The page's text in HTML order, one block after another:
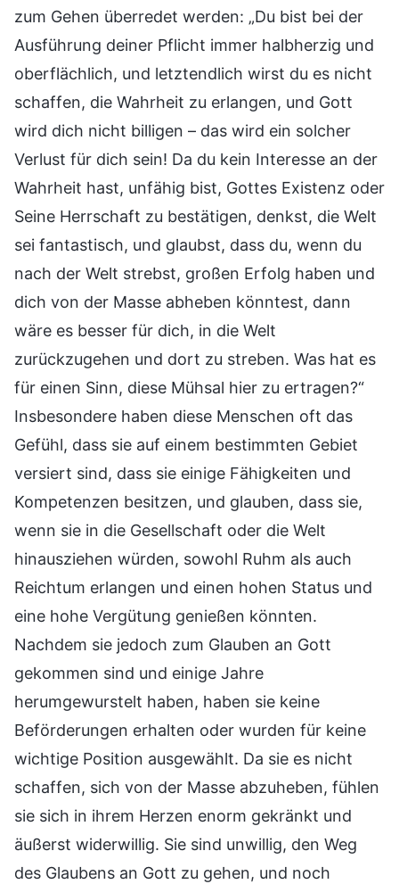
zum Gehen überredet werden: „Du bist bei der
Ausführung deiner Pflicht immer halbherzig und
oberflächlich, und letztendlich wirst du es nicht
schaffen, die Wahrheit zu erlangen, und Gott
wird dich nicht billigen – das wird ein solcher
Verlust für dich sein! Da du kein Interesse an der
Wahrheit hast, unfähig bist, Gottes Existenz oder
Seine Herrschaft zu bestätigen, denkst, die Welt
sei fantastisch, und glaubst, dass du, wenn du
nach der Welt strebst, großen Erfolg haben und
dich von der Masse abheben könntest, dann
wäre es besser für dich, in die Welt
zurückzugehen und dort zu streben. Was hat es
für einen Sinn, diese Mühsal hier zu ertragen?“
Insbesondere haben diese Menschen oft das
Gefühl, dass sie auf einem bestimmten Gebiet
versiert sind, dass sie einige Fähigkeiten und
Kompetenzen besitzen, und glauben, dass sie,
wenn sie in die Gesellschaft oder die Welt
hinausziehen würden, sowohl Ruhm als auch
Reichtum erlangen und einen hohen Status und
eine hohe Vergütung genießen könnten.
Nachdem sie jedoch zum Glauben an Gott
gekommen sind und einige Jahre
herumgewurstelt haben, haben sie keine
Beförderungen erhalten oder wurden für keine
wichtige Position ausgewählt. Da sie es nicht
schaffen, sich von der Masse abzuheben, fühlen
sie sich in ihrem Herzen enorm gekränkt und
äußerst widerwillig. Sie sind unwillig, den Weg
des Glaubens an Gott zu gehen, und noch